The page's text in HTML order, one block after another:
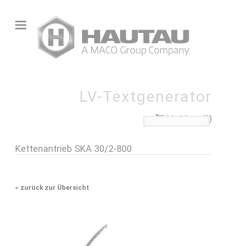
LV-Textgenerator
Merkliste (0)
Kettenantrieb SKA 30/2-800
« zurück zur Übersicht